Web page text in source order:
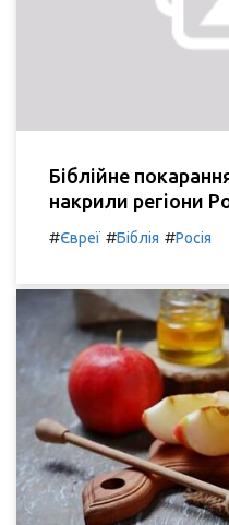
Біблійне
накрили регіони
#Євреї #Біблія #Росія